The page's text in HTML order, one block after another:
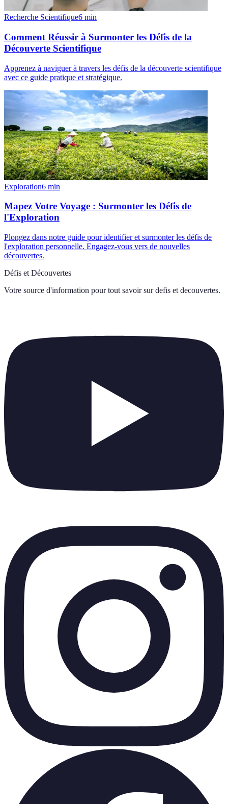
Recherche Scientifique6 min
Comment Réussir à Surmonter les Défis de la
Découverte Scientifique
Apprenez à naviguer à travers les défis de la découverte scientifique
avec ce guide pratique et stratégique.
Exploration6 min
Mapez Votre Voyage : Surmonter les Défis de
l'Exploration
Plongez dans notre guide pour identifier et surmonter les défis de
l'exploration personnelle. Engagez-vous vers de nouvelles
découvertes.
Défis et Découvertes
Votre source d'information pour tout savoir sur defis et decouvertes.